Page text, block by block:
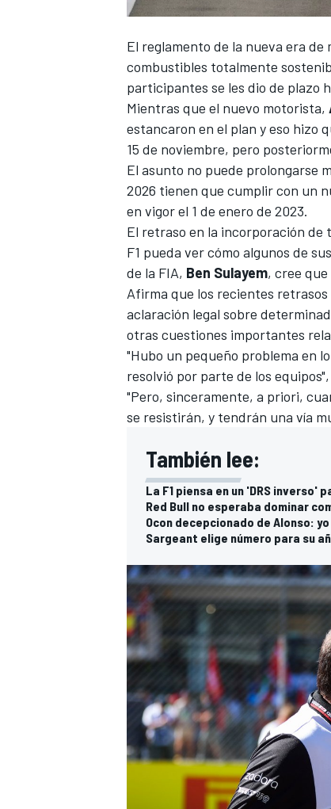
FÓRMULA E
El reglamento de la nueva era de
combustibles totalmente
participantes se les dio de plazo
Mientras que el nuevo motorista,
estancaron en el plan y eso hizo
15 de noviembre, pero
El asunto no puede prolongarse
2026 tienen que cumplir con un
en vigor el 1 de enero de 2023.
El retraso en la incorporación de
F1 pueda ver cómo algunos de
de la FIA, Ben Sulayem, cree
Afirma que los recientes
aclaración legal sobre
otras cuestiones importantes
"Hubo un pequeño problema en
resolvió por parte de los
"Pero, sinceramente, a priori,
se resistirán, y tendrán una vía
También lee:
La F1 piensa en un 'DRS
Red Bull no esperaba dominar
Ocon decepcionado de Alonso:
Sargeant elige número para su